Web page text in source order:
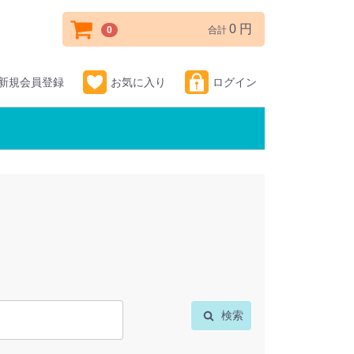
規会員登録 お気に入り ログイン
0 合計 0 円
検索